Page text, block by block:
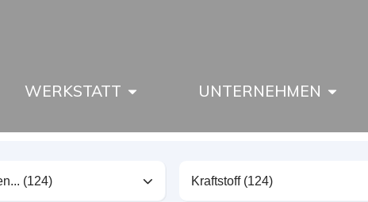
WERKSTATT UNTERNEHMEN